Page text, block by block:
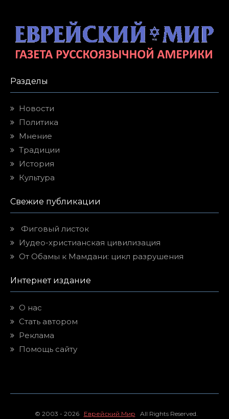
Разделы
Новости
Политика
Мнение
Традиции
История
Культура
Свежие публикации
Фиговый листок
Иудео-христианская цивилизация
От Обамы к Мамдани: цикл разрушения
Интернет издание
О нас
Стать автором
Реклама
Помощь сайту
© 2003 - 2026 Еврейский Мир All Rights Reserved.